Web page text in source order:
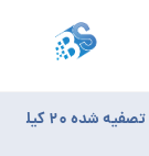
قیمت نمک تصفیه شده 20 کیل